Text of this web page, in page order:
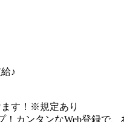
♪
す！※規定あり
ンタンなWeb登録で